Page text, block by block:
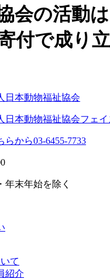
会の活動
付で成り
年末年始を除く
て
紹介